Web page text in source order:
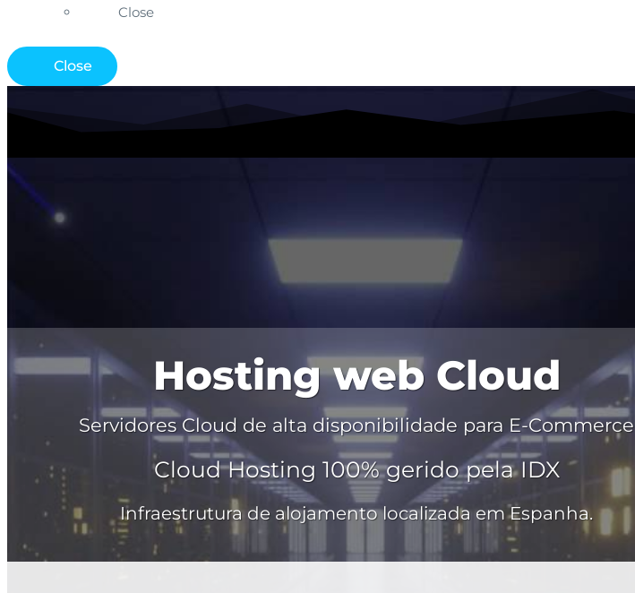
Close
Close
Hosting web Cloud
Servidores Cloud de alta disponibilidade para E-Commerce
Cloud Hosting 100% gerido pela IDX
Infraestrutura de alojamento localizada em Espanha.